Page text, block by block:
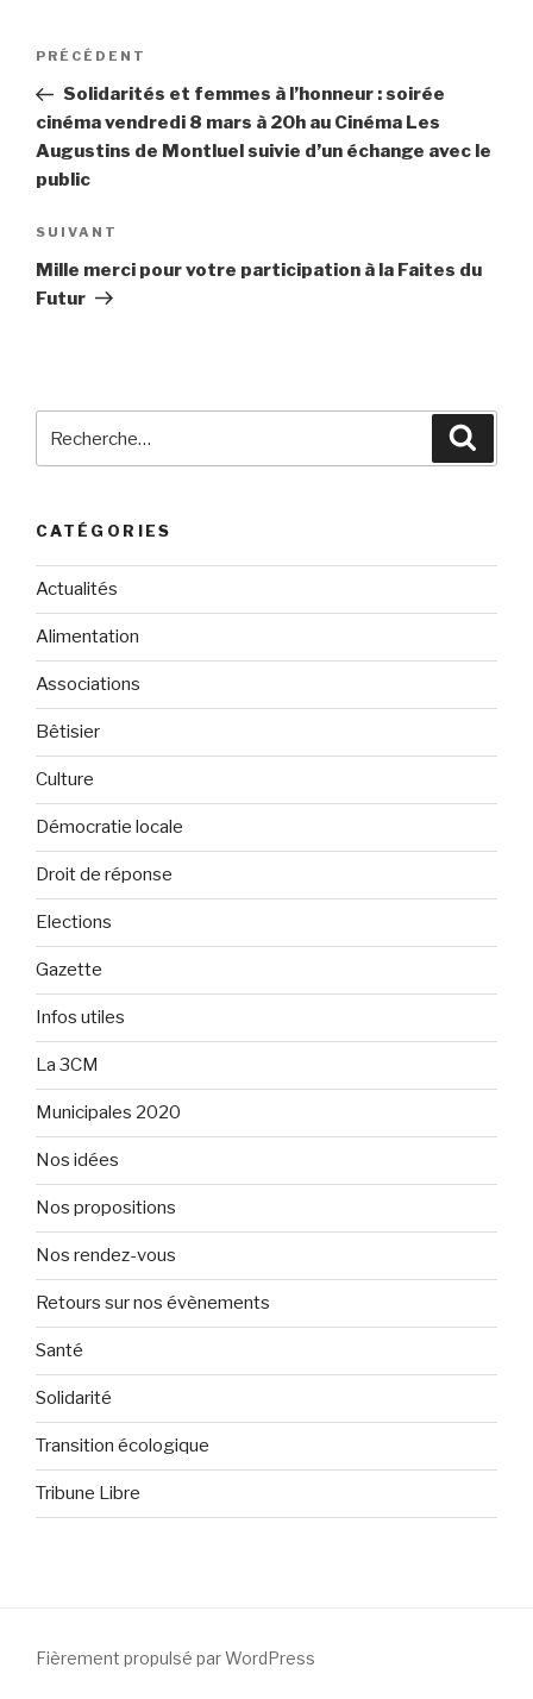
Navigation
l’article
Article
précédent
PRÉCÉDENT
Solidarités et femmes à l’honneur : soirée
cinéma vendredi 8 mars à 20h au Cinéma Les
Augustins de Montluel suivie d’un échange avec le
public
Article
suivant
SUIVANT
Mille merci pour votre participation à la Faites du
Futur
pour
CATÉGORIES
Actualités
Alimentation
Associations
Bêtisier
Culture
Démocratie locale
Droit de réponse
Elections
Gazette
Infos utiles
La 3CM
Municipales 2020
Nos idées
Nos propositions
Nos rendez-vous
Retours sur nos évènements
Santé
Solidarité
Transition écologique
Tribune Libre
Fièrement propulsé par WordPress